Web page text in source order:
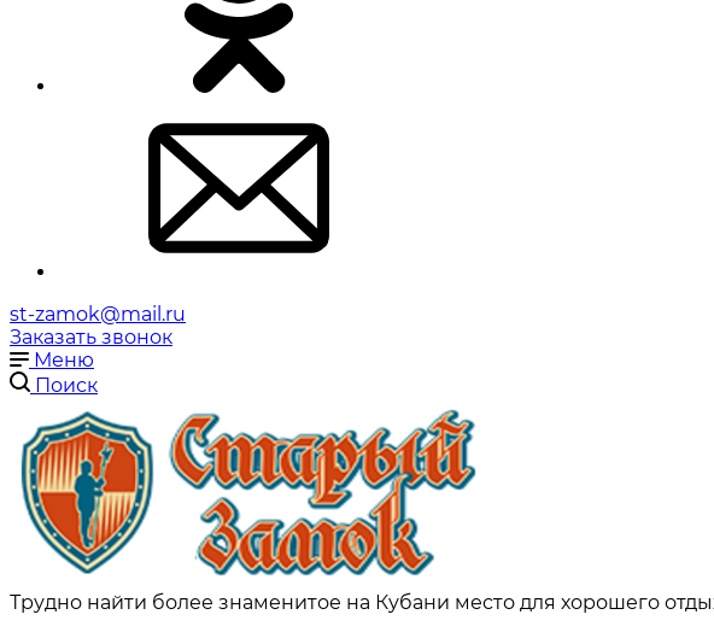
st-zamok@mail.ru
Заказать звонок
Меню
Поиск
Трудно найти более знаменитое на Кубани место для хорошего